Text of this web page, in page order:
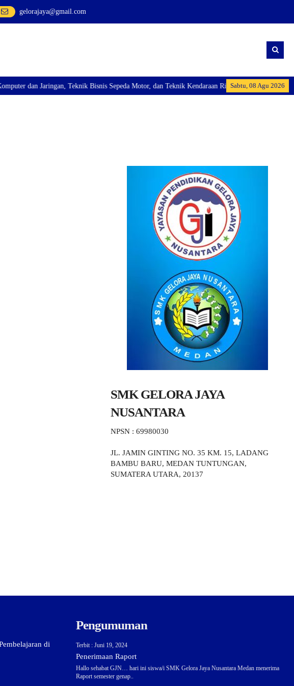
gelorajaya@gmail.com
Sabtu, 08 Agu 2026
Jaringan, Teknik Bisnis Sepeda Motor, dan Teknik Kendaraan Ringan Dan membuka Kelas
SMK GELORA JAYA
NUSANTARA
NPSN : 69980030
JL. JAMIN GINTING NO. 35 KM. 15, LADANG
BAMBU BARU, MEDAN TUNTUNGAN,
SUMATERA UTARA, 20137
di
Pengumuman
Terbit : Juni 19, 2024
Penerimaan Raport
Hallo sehabat GJN… hari ini siswa/i SMK Gelora Jaya Nusantara Medan menerima
Raport semester genap..